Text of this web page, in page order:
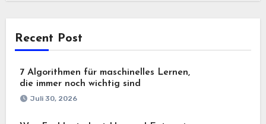
Recent Post
7 Algorithmen für maschinelles Lernen,
die immer noch wichtig sind
Juli 30, 2026